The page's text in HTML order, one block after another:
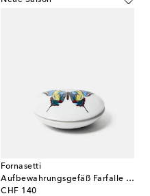
Fornasetti
Aufbewahrungsgefäß Farfalle aus Porzellan
CHF 140
original price